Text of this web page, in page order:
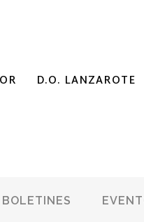
D.O. LANZAROTE
BOLETINES